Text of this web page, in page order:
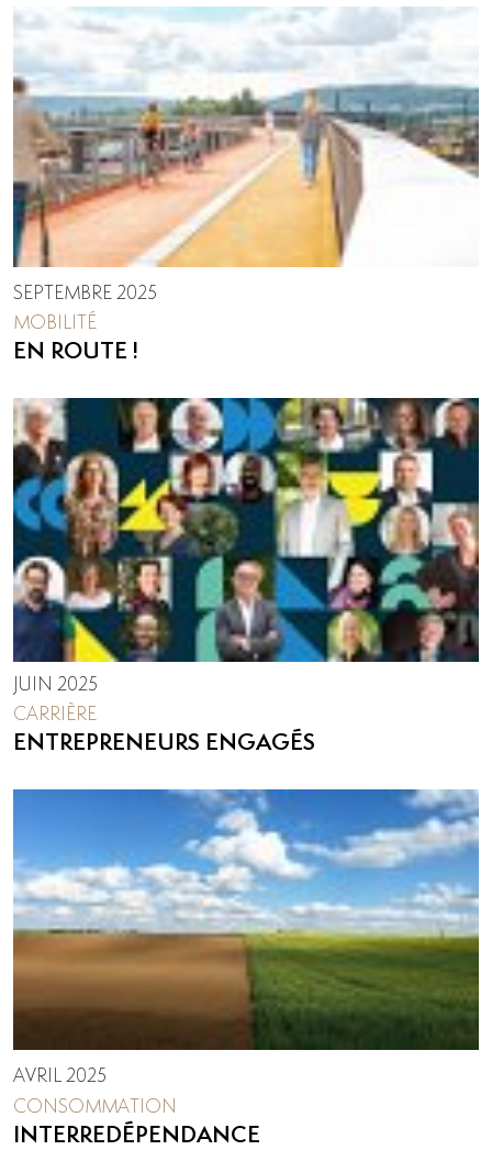
SEPTEMBRE 2025
MOBILITÉ
EN ROUTE !
JUIN 2025
CARRIÈRE
ENTREPRENEURS ENGAGÉS
AVRIL 2025
CONSOMMATION
INTERREDÉPENDANCE